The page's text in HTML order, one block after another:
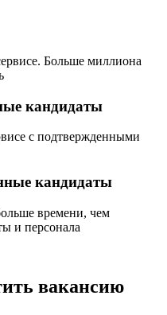
Больше миллиона
кандидаты
с подтвержденными
кандидаты
времени, чем
и персонала
вакансию